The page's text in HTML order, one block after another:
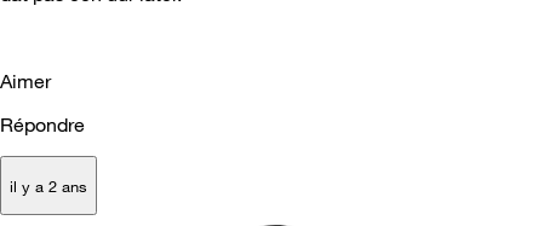
Aimer
Répondre
il y a 2 ans